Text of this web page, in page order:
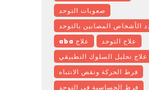
صعوبات التوحد
الأشخاص المصابين بالتوحد
علاج aba
علاج التوحد
علاج تحليل السلوك التطبيقي
فرط الحركة ونقص الانتباه
فرط الحساسية في التوحد